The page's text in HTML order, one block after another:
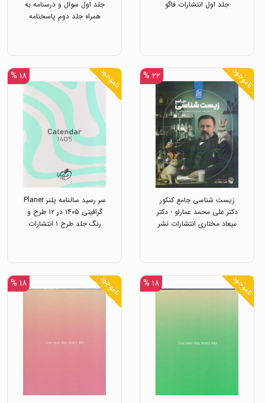
جلد اول انتشارات فاگو
جلد اول سوال و درسنامه به
همراه جلد دوم پاسخنامه
ناموجود ۲۲ %
زیست شناسی جامع کنکور
دکتر علی محمد عمارلو - دکتر
میعاد مختاری انتشارات نشر
ناموجود ۱۸ %
سر رسید سالنامه پلنر Planer
گرافیتی ۱۴۰۵ در ۱۲ طرح و
رنگ جلد طرح ۱ انتشارات
ناموجود ۱۸ % ناموجود ۱۸ %